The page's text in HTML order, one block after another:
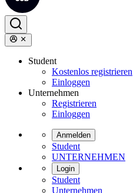
Student
Kostenlos registrieren
Einloggen
Unternehmen
Registrieren
Einloggen
Anmelden
Student
UNTERNEHMEN
Login
Student
Unternehmen